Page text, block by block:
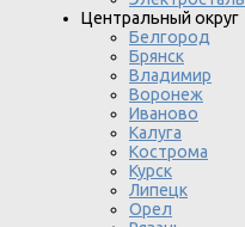
Центральный округ
Белгород
Брянск
Владимир
Воронеж
Иваново
Калуга
Кострома
Курск
Липецк
Орел